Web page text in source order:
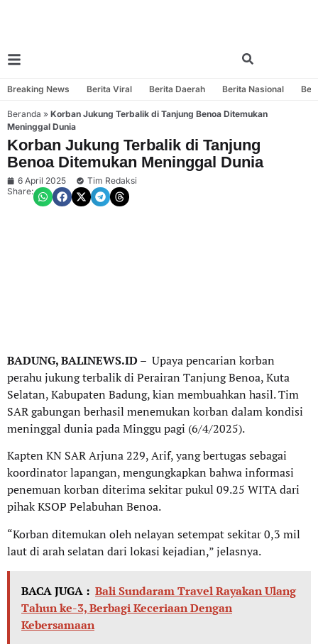
Breaking News Berita Viral Berita Daerah Berita Nasional
Beranda » Korban Jukung Terbalik di Tanjung Benoa Ditemukan
Meninggal Dunia
Korban Jukung Terbalik di Tanjung
Benoa Ditemukan Meninggal Dunia
6 April 2025
Tim Redaksi
Share:
BADUNG, BALINEWS.ID– Upaya pencarian korban
perahu jukung terbalik di Perairan Tanjung Benoa, Kuta
Selatan, Kabupaten Badung, kian membuahkan hasil. Tim
SAR gabungan berhasil menemukan korban dalam kondisi
meninggal dunia pada Minggu pagi (6/4/2025).
Kapten KN SAR Arjuna 229, Arif, yang bertugas sebagai
koordinator lapangan, mengungkapkan bahwa informasi
penemuan korban diterima sekitar pukul 09.25 WITA dari
pihak KSOP Pelabuhan Benoa.
“Korban ditemukan oleh nelayan setempat sekitar 0,3 mil
laut di arah selatan dari lokasi kejadian,” jelasnya.
BACA JUGA : Bali Sundaram Travel Rayakan Ulang
Tahun ke-3, Berbagi Keceriaan Dengan
Kebersamaan